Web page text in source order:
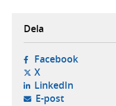
Dela
Facebook-
X- öppnas i ny
LinkedIn- öppnas
E-post- öppnar